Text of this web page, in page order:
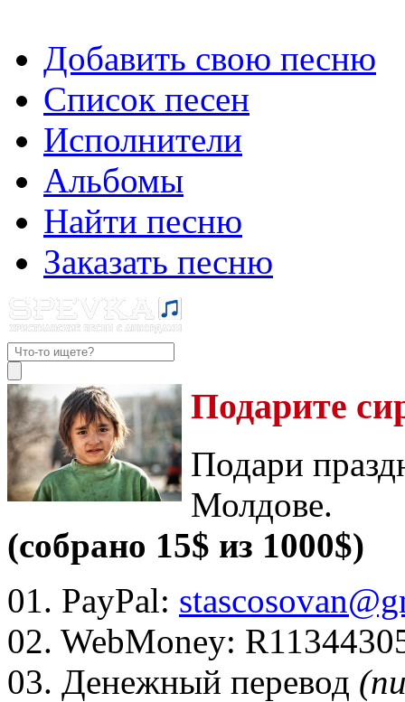
Добавить свою песню
Список песен
Исполнители
Альбомы
Найти песню
Заказать песню
Подарите
Подари
Молдове.
(собрано 15$ из 1000$)
01. PayPal:
02. WebMoney:
03. Денежный перевод